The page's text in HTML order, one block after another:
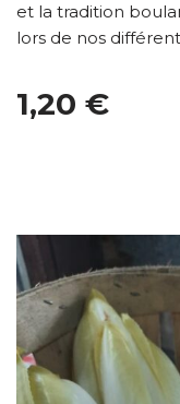
et la tradition
lors de nos
1,20 €